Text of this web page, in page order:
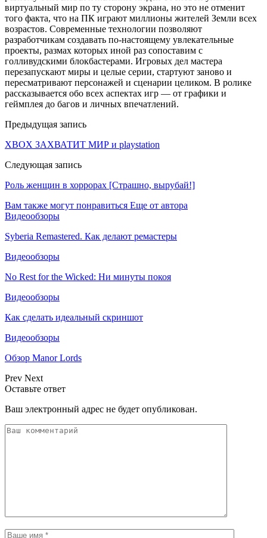
виртуальный мир по ту сторону экрана, но это не отменит
того факта, что на ПК играют миллионы жителей Земли всех
возрастов. Современные технологии позволяют
разработчикам создавать по-настоящему увлекательные
проекты, размах которых иной раз сопоставим с
голливудскими блокбастерами. Игровых дел мастера
перезапускают миры и целые серии, стартуют заново и
пересматривают персонажей и сценарии целиком. В ролике
рассказывается обо всех аспектах игр — от графики и
геймплея до багов и личных впечатлений.
Предыдущая запись
XBOX ЗАХВАТИТ МИР и playstation
Следующая запись
Роль женщин в хоррорах [Страшно, вырубай!]
Вам также могут понравиться Еще от автора
Видеообзоры
Syberia Remastered. Как делают ремастеры
Видеообзоры
No Rest for the Wicked: Ни минуты покоя
Видеообзоры
Как сделать идеальный скриншот
Видеообзоры
Обзор Manor Lords
Prev Next
Оставьте ответ
Ваш электронный адрес не будет опубликован.